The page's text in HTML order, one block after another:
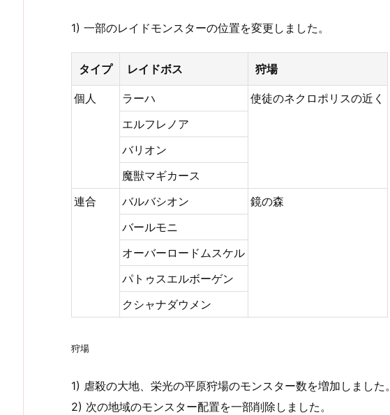
1) 一部のレイドモンスターの位置を変更しました。
タイプ レイドボス 狩場
個人 ラーハ
使徒のネクロポリスの近く
エルフレノア
バリオン
魔獣マギカース
連合
バルバシオン
鏡の森
バールモニ
オーバーロードムスケル
パトゥスエルボーゲン
クシャナダウメン
狩場
1) 虐殺の大地、栄光の平原狩場のモンスター数を増加しました。
2) 次の地域のモンスター配置を一部削除しました。